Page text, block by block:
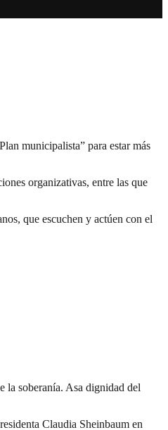
municipalista” para estar más
organizativas, entre las que
que escuchen y actúen con el
la soberanía. Asa dignidad del
Claudia Sheinbaum en